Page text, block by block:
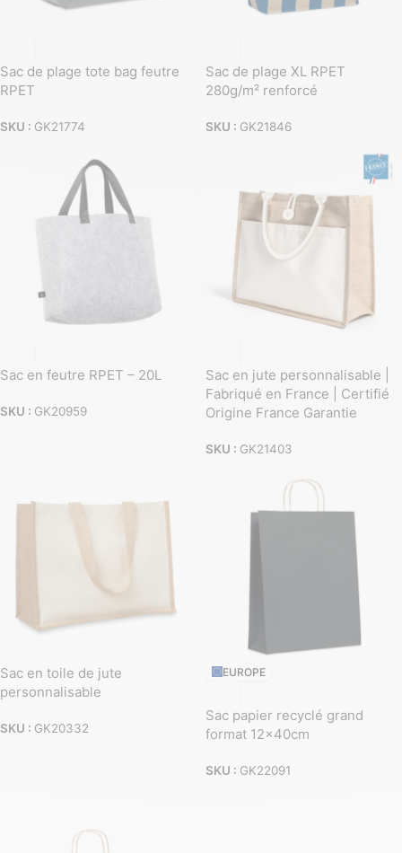
Sac de plage tote bag feutre
RPET
SKU : GK21774
Sac de plage XL RPET
280g/m² renforcé
SKU : GK21846
Sac en feutre RPET – 20L
SKU : GK20959
Sac en jute personnalisable |
Fabriqué en France | Certifié
Origine France Garantie
SKU : GK21403
Sac en toile de jute
personnalisable
SKU : GK20332
EUROPE
Sac papier recyclé grand
format 12x40cm
SKU : GK22091